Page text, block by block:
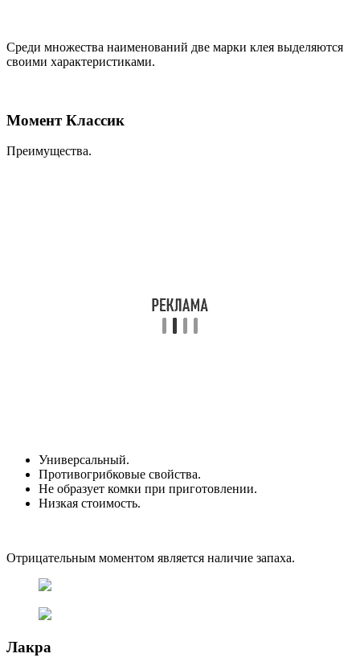
Среди множества наименований две марки клея выделяются
своими характеристиками.
Момент Классик
Преимущества.
Универсальный.
Противогрибковые свойства.
Не образует комки при приготовлении.
Низкая стоимость.
Отрицательным моментом является наличие запаха.
Лакра